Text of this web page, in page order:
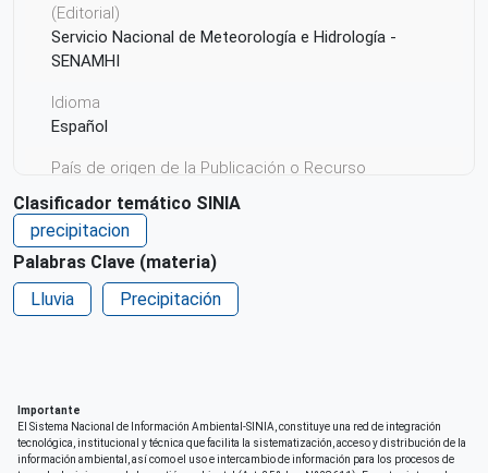
(Editorial)
Servicio Nacional de Meteorología e Hidrología -
SENAMHI
Idioma
Español
País de origen de la Publicación o Recurso
Perú
Derechos de acceso
Acceso irrestricto a todo su contenido
Derechos de acceso URL
https://hdl.handle.net/20.500.12542/3022
Clasificador temático SINIA
precipitacion
Palabras Clave (materia)
Lluvia
Precipitación
Importante
El Sistema Nacional de Información Ambiental-SINIA, constituye una red de integración
tecnológica, institucional y técnica que facilita la sistematización, acceso y distribución de la
información ambiental, así como el uso e intercambio de información para los procesos de